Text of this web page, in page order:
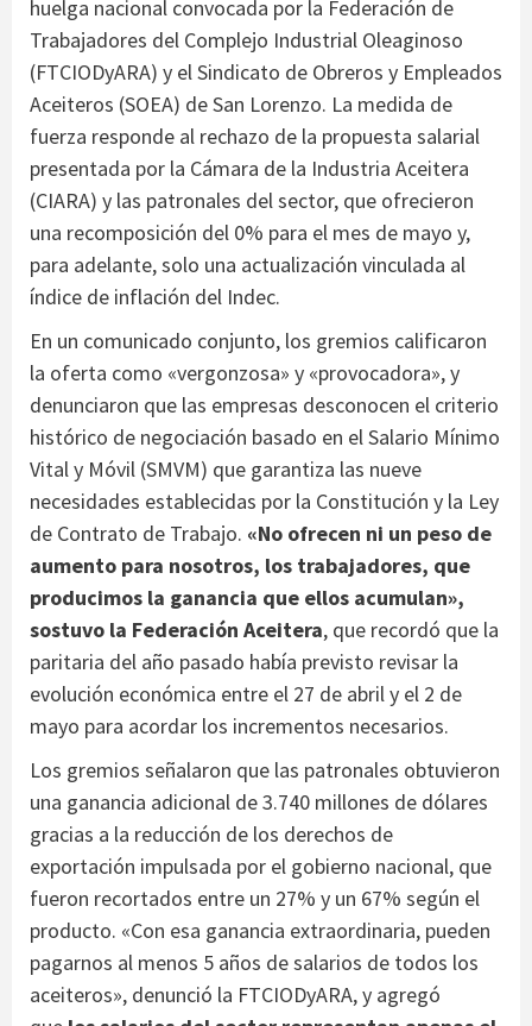
huelga nacional convocada por la Federación de
Trabajadores del Complejo Industrial Oleaginoso
(FTCIODyARA) y el Sindicato de Obreros y Empleados
Aceiteros (SOEA) de San Lorenzo. La medida de
fuerza responde al rechazo de la propuesta salarial
presentada por la Cámara de la Industria Aceitera
(CIARA) y las patronales del sector, que ofrecieron
una recomposición del 0% para el mes de mayo y,
para adelante, solo una actualización vinculada al
índice de inflación del Indec.
En un comunicado conjunto, los gremios calificaron
la oferta como «vergonzosa» y «provocadora», y
denunciaron que las empresas desconocen el criterio
histórico de negociación basado en el Salario Mínimo
Vital y Móvil (SMVM) que garantiza las nueve
necesidades establecidas por la Constitución y la Ley
de Contrato de Trabajo. «No ofrecen ni un peso de
aumento para nosotros, los trabajadores, que
producimos la ganancia que ellos acumulan»,
sostuvo la Federación Aceitera, que recordó que la
paritaria del año pasado había previsto revisar la
evolución económica entre el 27 de abril y el 2 de
mayo para acordar los incrementos necesarios.
Los gremios señalaron que las patronales obtuvieron
una ganancia adicional de 3.740 millones de dólares
gracias a la reducción de los derechos de
exportación impulsada por el gobierno nacional, que
fueron recortados entre un 27% y un 67% según el
producto. «Con esa ganancia extraordinaria, pueden
pagarnos al menos 5 años de salarios de todos los
aceiteros», denunció la FTCIODyARA, y agregó